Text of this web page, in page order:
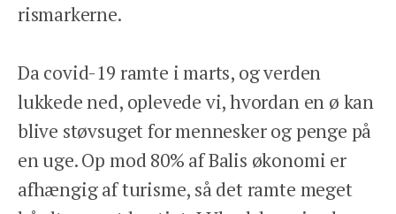
rismarkerne.
Da covid-19 ramte i marts, og verden
lukkede ned, oplevede vi, hvordan en ø kan
blive støvsuget for mennesker og penge på
en uge. Op mod 80% af Balis økonomi er
afhængig af turisme, så det ramte meget